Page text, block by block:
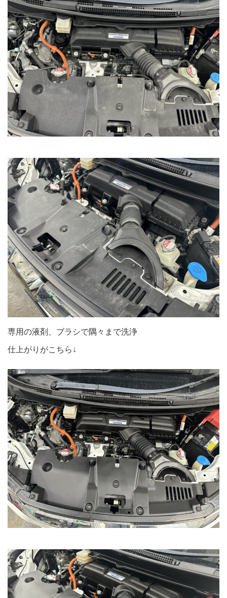
専用の液剤、ブラシで隅々まで洗浄
仕上がりがこちら↓